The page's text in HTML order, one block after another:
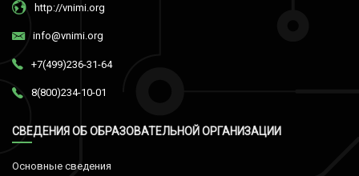
http://vnimi.org
info@vnimi.org
+7(499)236-31-64
8(800)234-10-01
СВЕДЕНИЯ ОБ ОБРАЗОВАТЕЛЬНОЙ ОРГАНИЗАЦИИ
Основные сведения